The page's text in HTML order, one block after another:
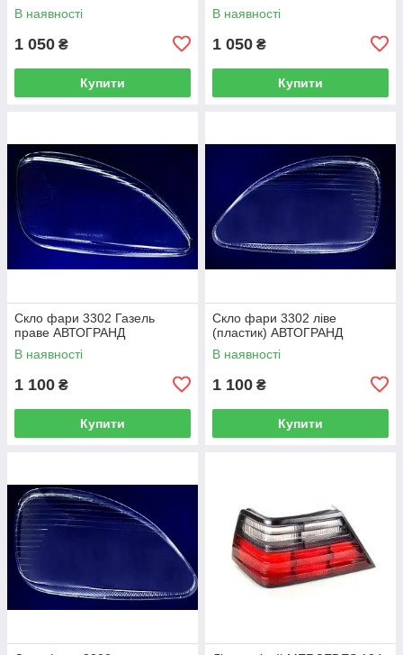
В наявності
1 050 ₴
Купити
В наявності
1 050 ₴
Купити
Скло фари 3302 Газель
праве АВТОГРАНД
В наявності
1 100 ₴
Купити
Скло фари 3302 ліве
(пластик) АВТОГРАНД
В наявності
1 100 ₴
Купити